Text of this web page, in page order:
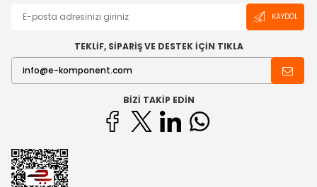
KAYDOL
TEKLİF, SİPARİŞ VE DESTEK İÇİN TIKLA
BIZI TAKIP EDIN